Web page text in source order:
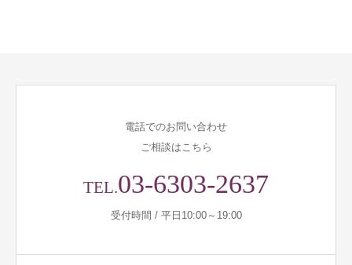
電話でのお問い合わせ
ご相談はこちら
TEL.03-6303-2637
受付時間 / 平日10:00～19:00